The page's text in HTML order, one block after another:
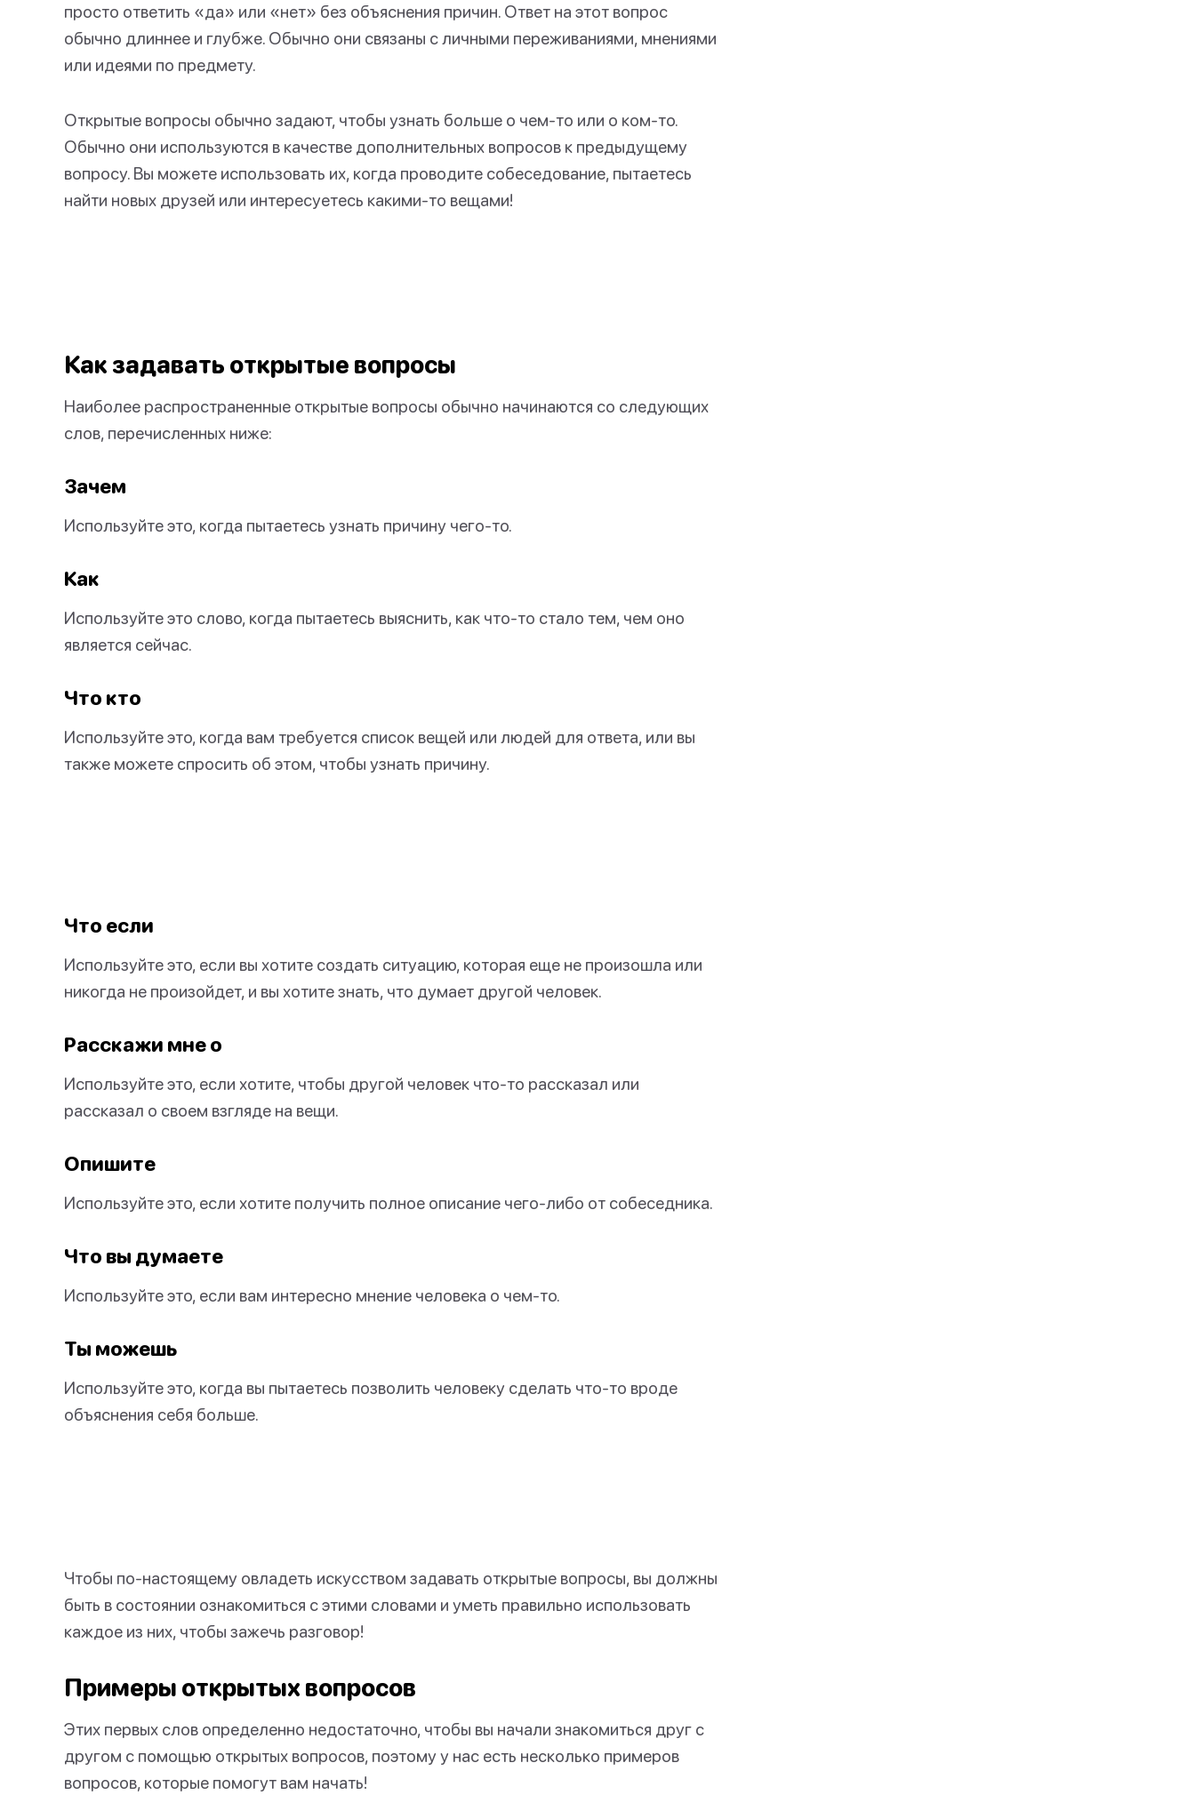
просто ответить «да» или «нет» без объяснения причин. Ответ на этот вопрос
обычно длиннее и глубже. Обычно они связаны с личными переживаниями, мнениями
или идеями по предмету.
Открытые вопросы обычно задают, чтобы узнать больше о чем-то или о ком-то.
Обычно они используются в качестве дополнительных вопросов к предыдущему
вопросу. Вы можете использовать их, когда проводите собеседование, пытаетесь
найти новых друзей или интересуетесь какими-то вещами!
Как задавать открытые вопросы
Наиболее распространенные открытые вопросы обычно начинаются со следующих
слов, перечисленных ниже:
Зачем
Используйте это, когда пытаетесь узнать причину чего-то.
Как
Используйте это слово, когда пытаетесь выяснить, как что-то стало тем, чем оно
является сейчас.
Что кто
Используйте это, когда вам требуется список вещей или людей для ответа, или вы
также можете спросить об этом, чтобы узнать причину.
Что если
Используйте это, если вы хотите создать ситуацию, которая еще не произошла или
никогда не произойдет, и вы хотите знать, что думает другой человек.
Расскажи мне о
Используйте это, если хотите, чтобы другой человек что-то рассказал или
рассказал о своем взгляде на вещи.
Опишите
Используйте это, если хотите получить полное описание чего-либо от собеседника.
Что вы думаете
Используйте это, если вам интересно мнение человека о чем-то.
Ты можешь
Используйте это, когда вы пытаетесь позволить человеку сделать что-то вроде
объяснения себя больше.
Чтобы по-настоящему овладеть искусством задавать открытые вопросы, вы должны
быть в состоянии ознакомиться с этими словами и уметь правильно использовать
каждое из них, чтобы зажечь разговор!
Примеры открытых вопросов
Этих первых слов определенно недостаточно, чтобы вы начали знакомиться друг с
другом с помощью открытых вопросов, поэтому у нас есть несколько примеров
вопросов, которые помогут вам начать!